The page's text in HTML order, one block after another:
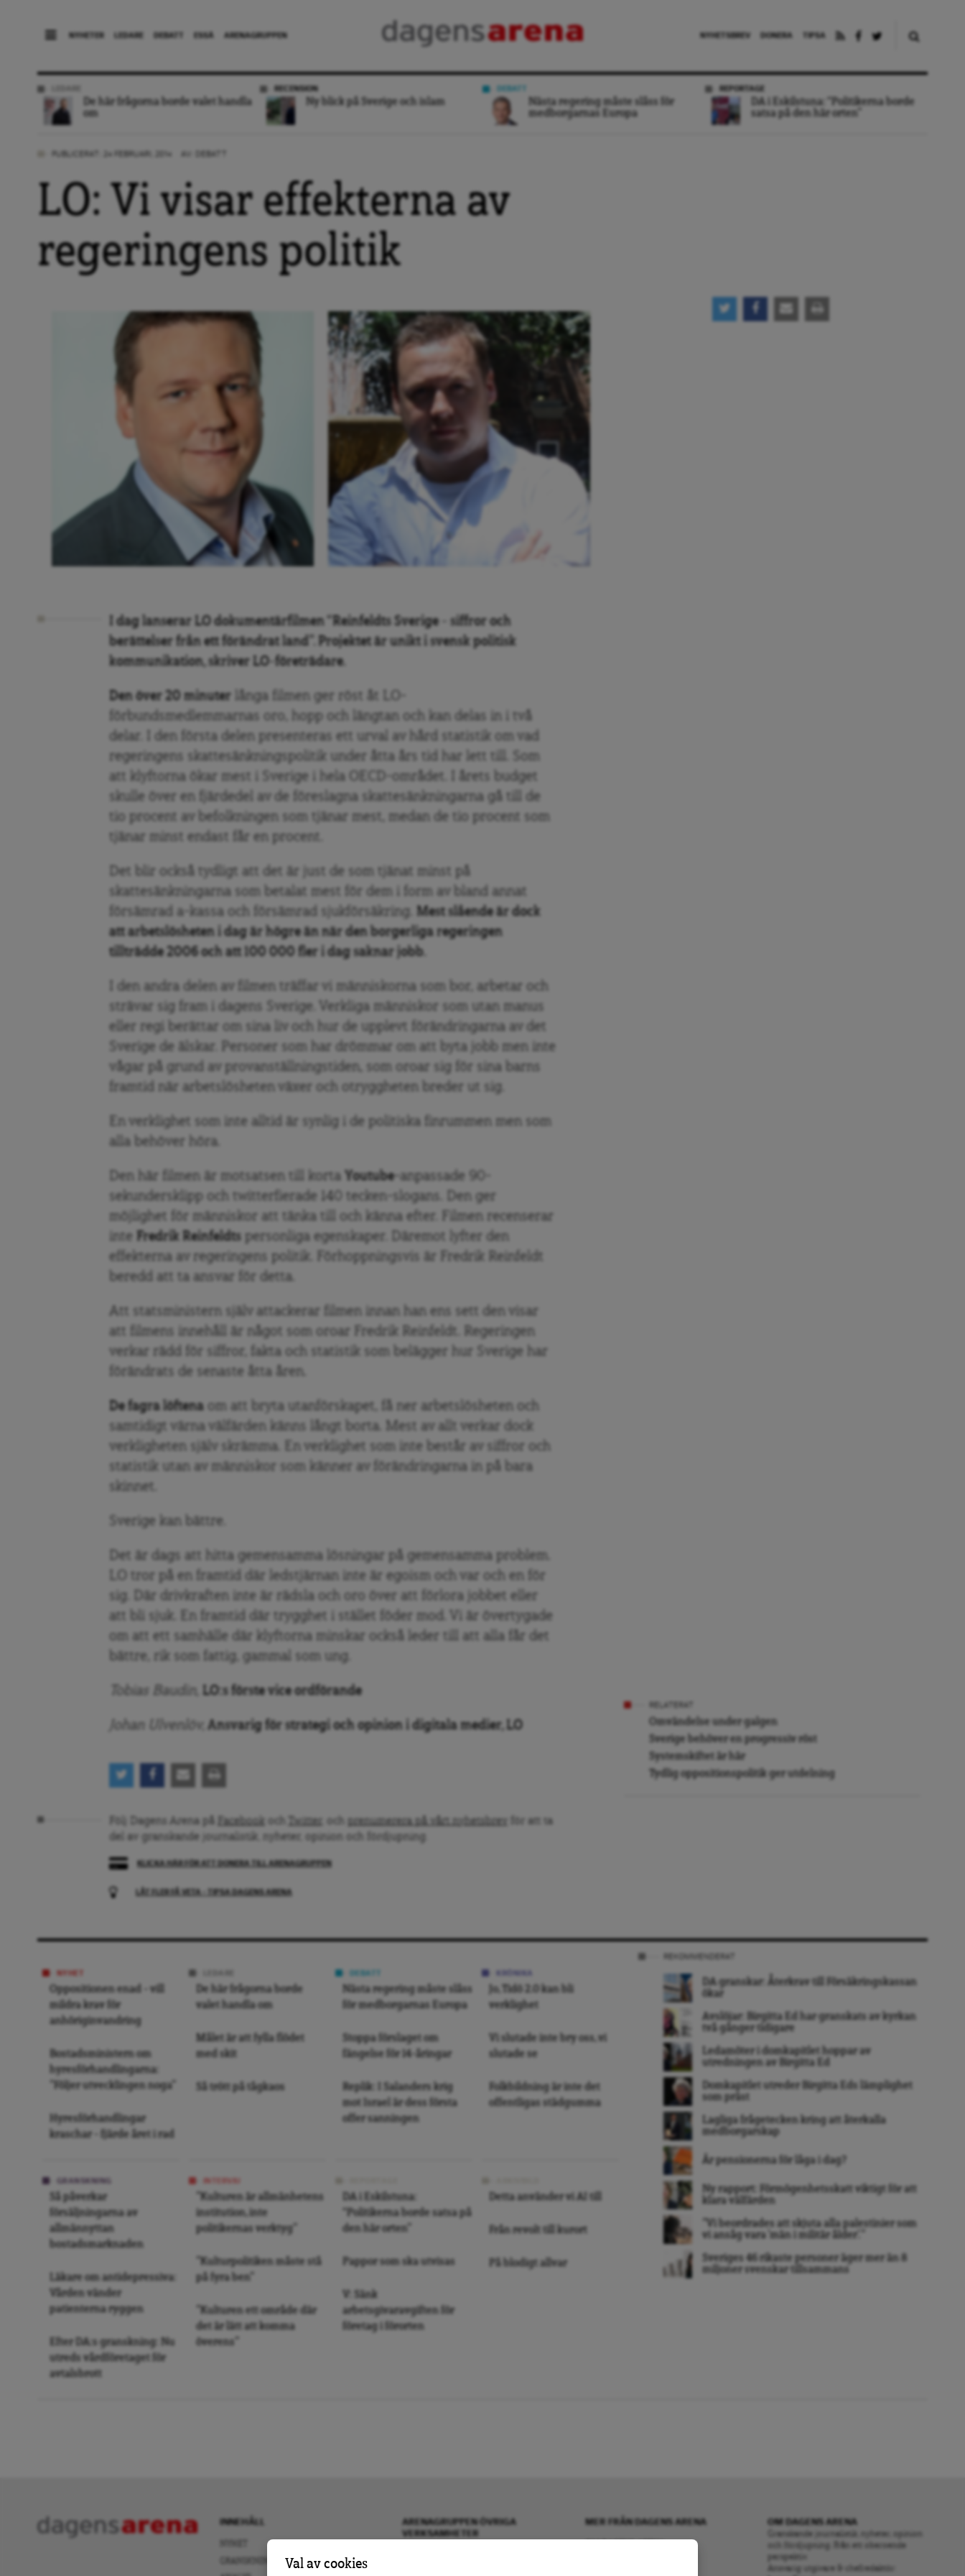
NYHETER LEDARE DEBATT ESSÄ ARENAGRUPPEN NYHETSBREV DONERA TIPSA
De här frågorna borde valet handla
om
RECENSION
Ny blick på Sverige och islam
Nästa regering måste slåss för
medborgarnas Europa
REPORTAGE
DA i Eskilstuna: “Politikerna borde
satsa på den här orten”
LO: Vi visar effekterna av
regeringens politik
I dag lanserar LO dokumentärfilmen “Reinfeldts Sverige – siffror och
berättelser från ett förändrat land”. Projektet är unikt i svensk politisk
kommunikation, skriver LO-företrädare.
Den över 20 minuter långa filmen ger röst åt LO-
förbundsmedlemmarnas oro, hopp och längtan och kan delas in i två
delar. I den första delen presenteras ett urval av hård statistik om vad
regeringens skattesänkningspolitik under åtta års tid har lett till. Som
att klyftorna ökar mest i Sverige i hela OECD-området. I årets budget
skulle över en fjärdedel av de föreslagna skattesänkningarna gå till de
tio procent av befolkningen som tjänar mest, medan de tio procent som
tjänar minst endast får en procent.
Det blir också tydligt att det är just de som tjänat minst på
skattesänkningarna som betalat mest för dem i form av bland annat
försämrad a-kassa och försämrad sjukförsäkring. Mest slående är dock
att arbetslösheten i dag är högre än när den borgerliga regeringen
tillträdde 2006 och att 100 000 fler i dag saknar jobb.
I den andra delen av filmen träffar vi människorna som bor, arbetar och
strävar sig fram i dagens Sverige. Verkliga människor som utan manus
eller regi berättar om sina liv och hur de upplevt förändringarna av det
Sverige de älskar. Personer som har drömmar om att byta jobb men inte
vågar på grund av provanställningstiden, som oroar sig för sina barns
framtid när arbetslösheten växer och otryggheten breder ut sig.
En verklighet som inte alltid är synlig i de politiska finrummen men som
alla behöver höra.
Den här filmen är motsatsen till korta Youtube-anpassade 90-
sekundersklipp och twitterfierade 140 tecken-slogans. Den ger
möjlighet för människor att tänka till och känna efter. Filmen recenserar
inte Fredrik Reinfeldts personliga egenskaper. Däremot lyfter den
effekterna av regeringens politik. Förhoppningsvis är Fredrik Reinfeldt
beredd att ta ansvar för detta.
Att statsministern själv attackerar filmen innan han ens sett den visar
att filmens innehåll är något som oroar Fredrik Reinfeldt. Regeringen
verkar rädd för siffror, fakta och statistik som belägger hur Sverige har
förändrats de senaste åtta åren.
De fagra löftena om att bryta utanförskapet, få ner arbetslösheten och
samtidigt värna välfärden känns långt borta. Mest av allt verkar dock
verkligheten själv skrämma. En verklighet som inte består av siffror och
statistik utan av människor som känner av förändringarna in på bara
skinnet.
Sverige kan bättre.
Det är dags att hitta gemensamma lösningar på gemensamma problem.
LO tror på en framtid där ledstjärnan inte är egoism och var och en för
sig. Där drivkraften inte är rädsla och oro över att förlora jobbet eller
att bli sjuk. En framtid där trygghet i stället föder mod. Vi är övertygade
om att ett samhälle där klyftorna minskar också leder till att alla får det
bättre, rik som fattig, gammal som ung.
Tobias Baudin, LO:s förste vice ordförande
Johan Ulvenlöv, Ansvarig för strategi och opinion i digitala medier, LO
Följ Dagens Arena på Facebook Twitter prenumerera på vårt nyhetsbrev
för att ta
del av granskande journalistik, nyheter, opinion och fördjupning.
LÅT FLER FÅ VETA – TIPSA DAGENS ARENA
Omvändelse under galgen
Sverige behöver en progressiv röst
Systemskiftet är här
Tydlig oppositionspolitik ger utdelning
NYHET
Oppositionen enad – vill
mildra krav för
anhöriginvandring
Bostadsministern om
hyresförhandlingarna:
”Följer utvecklingen noga”
Hyresförhandlingar
kraschar – fjärde året i rad
De här frågorna borde
valet handla om
Målet är att fylla flödet
med skit
Så trött på tågkaos
Nästa regering måste slåss
för medborgarnas Europa
Stoppa förslaget om
fängelse för 14-åringar
Replik: I Salanders krig
mot Israel är dess första
offer sanningen
Jo, Tidö 2.0 kan bli
verklighet
Vi slutade inte bry oss, vi
slutade se
Folkbildning är inte det
offentligas städgumma
Så påverkar
försäljningarna av
allmännyttan
bostadsmarknaden
Läkare om antidepressiva:
Vården vänder
patienterna ryggen
Efter DA:s granskning: Nu
utreds vårdföretaget för
avtalsbrott
”Kulturen är allmänhetens
institution, inte
politikernas verktyg”
”Kulturpolitiken måste stå
på fyra ben”
”Kulturen ett område där
det är lätt att komma
överens”
DA i Eskilstuna:
“Politikerna borde satsa på
den här orten”
Pappor som ska utvisas
V: Sänk
arbetsgivaravgiften för
företag i förorten
Detta använder vi AI till
Från revolt till kurort
På blodigt allvar
DA granskar: Återkrav till Försäkringskassan
ökar
Avslöjar: Birgitta Ed har granskats av kyrkan
två gånger tidigare
Ledamöter i domkapitlet hoppar av
utredningen av Birgitta Ed
Domkapitlet utreder Birgitta Eds lämplighet
som präst
Lagliga frågetecken kring att återkalla
medborgarskap
Är pensionerna för låga i dag?
Ny rapport: Förmögenhetsskatt viktigt för att
klara välfärden
”Vi beordrades att skjuta alla palestinier som
vi ansåg vara ’män i militär ålder’. ”
Sveriges 46 rikaste personer äger mer än 8
miljoner svenskar tillsammans
INNEHÅLL
ARENAGRUPPEN ÖVRIGA
VERKSAMHETER
MER FRÅN DAGENS ARENA
OM DAGENS ARENA
Granskande journalistik, nyheter, opinion
och fördjupning. Från ett oberoende
perspektiv.
Ansvarig utgivare & chefredaktör:
Val av cookies